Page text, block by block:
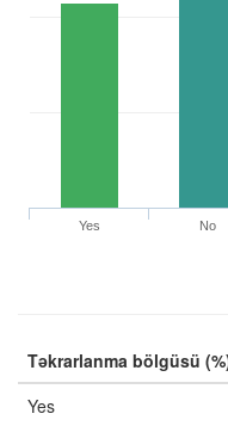
Yes No
Təkrarlanma bölgüsü
Yes